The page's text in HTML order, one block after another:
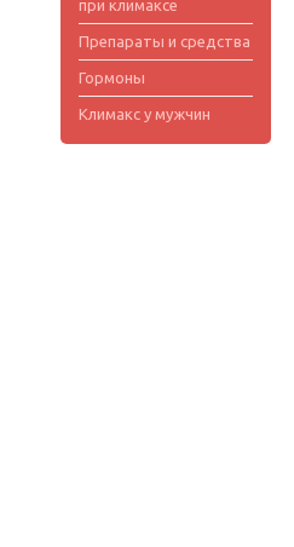
при климаксе
Препараты и средства
Гормоны
Климакс у мужчин